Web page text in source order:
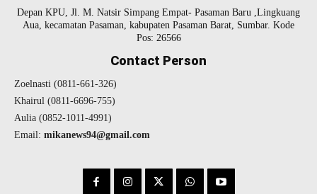
Depan KPU, Jl. M. Natsir Simpang Empat- Pasaman Baru ,Lingkuang
Aua, kecamatan Pasaman, kabupaten Pasaman Barat, Sumbar. Kode
Pos: 26566
Contact Person
Zoelnasti (0811-661-326)
Khairul (0811-6696-755)
Aulia (0852-1011-4991)
Email: mikanews94@gmail.com